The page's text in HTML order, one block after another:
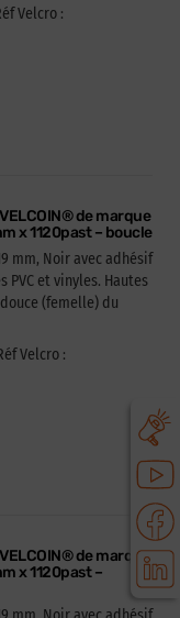
Velcro :
de marque
x 1120past – boucle
mm, Noir avec adhésif
PVC et vinyles. Hautes
(femelle) du
Velcro :
de marque
x 1120past –